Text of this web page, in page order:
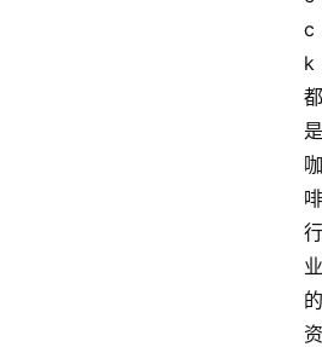
c
k
都
是
咖
啡
行
业
的
资